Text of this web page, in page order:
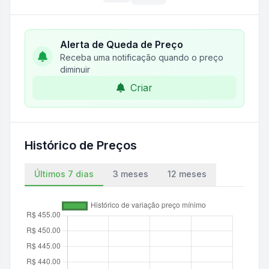
Alerta de Queda de Preço
Receba uma notificação quando o preço
diminuir
Criar
Histórico de Preços
Últimos 7 dias 3 meses 12 meses